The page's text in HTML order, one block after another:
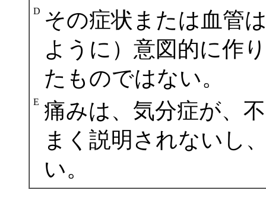
D その症状または血管
ように）意図的に作
たものではない。
E 痛みは、気分症が、
まく説明されないし
い。